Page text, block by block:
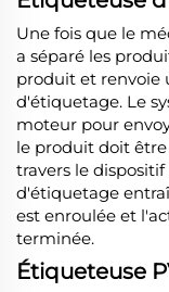
Une fois que le
a séparé les
produit et renvoie
d'étiquetage. Le
moteur pour
le produit doit
travers le
d'étiquetage
est enroulée et
terminée.
Étiqueteuse